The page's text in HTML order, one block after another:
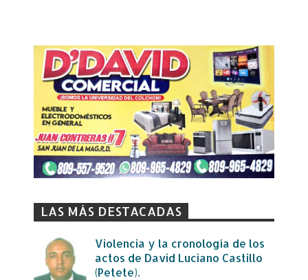
LAS MÁS DESTACADAS
Violencia y la cronología de los
actos de David Luciano Castillo
(Petete).